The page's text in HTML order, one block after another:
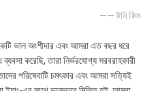
—— টনি কিম
ভাল অংশীদার এবং আমরা এত বছর ধরে
করেছি, তারা নির্ভরযোগ্য সরবরাহকারী
পরিষেবাটি চমৎকার এবং আমরা সত্যিই